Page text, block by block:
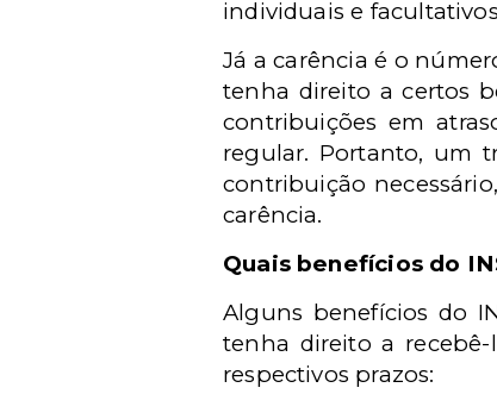
individuais e
Já a carência é o
tenha direito a certos
contribuições em
regular. Portanto, um
contribuição
carência.
Quais benefícios do
Alguns benefícios do
tenha direito a
respectivos prazos: